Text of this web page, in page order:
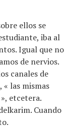
ellos se
iba al
Igual que no
de nervios.
canales de
« las mismas
etcetera.
Cuando